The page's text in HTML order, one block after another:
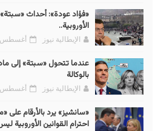
«فؤاد عودة»: أحداث
الأوروبية..
الإيطالية نيوز أغسطس 02, 2026
عندما تتحول «سبتة» إلى
بالوكالة
الإيطالية نيوز أغسطس 01, 2026
«سانشيز» يرد بالأرقام على
احترام القوانين الأوروبية